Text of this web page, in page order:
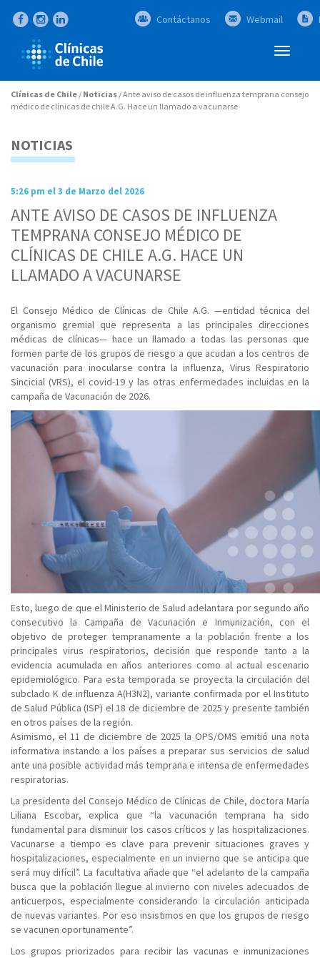
Contáctanos Webmail
Abrir
Clínicas de Chile / Noticias /Ante aviso de casos de influenza temprana consejo
médico de clínicas de chile A.G. Hace un llamado a vacunarse
NOTICIAS
5:26 pm el 3 de Marzo del 2026
ANTE AVISO DE CASOS DE INFLUENZA
TEMPRANA CONSEJO MÉDICO DE
CLÍNICAS DE CHILE A.G. HACE UN
LLAMADO A VACUNARSE
El Consejo Médico de Clínicas de Chile A.G. —entidad técnica del
organismo gremial que representa a las principales direcciones
médicas de clínicas— hace un llamado a todas las personas que
formen parte de los grupos de riesgo a que acudan a los centros de
vacunación para inocularse contra la influenza, Virus Respiratorio
Sincicial (VRS), el covid-19 y las otras enfermedades incluidas en la
campaña de Vacunación de 2026.
Esto, luego de que el Ministerio de Salud adelantara por segundo año
consecutivo la Campaña de Vacunación e Inmunización, con el
objetivo de proteger tempranamente a la población frente a los
principales virus respiratorios, decisión que responde tanto a la
evidencia acumulada en años anteriores como al actual escenario
epidemiológico. Para esta temporada se proyecta la circulación del
subclado K de influenza A(H3N2), variante confirmada por el Instituto
de Salud Pública (ISP) el 18 de diciembre de 2025 y presente también
en otros países de la región.
Asimismo, el 11 de diciembre de 2025 la OPS/OMS emitió una nota
informativa instando a los países a preparar sus servicios de salud
ante una posible actividad más temprana e intensa de enfermedades
respiratorias.
La presidenta del Consejo Médico de Clínicas de Chile, doctora María
Liliana Escobar, explica que “la vacunación temprana ha sido
fundamental para disminuir los casos críticos y las hospitalizaciones.
Vacunarse a tiempo es clave para prevenir situaciones graves y
hospitalizaciones, especialmente en un invierno que se anticipa que
será muy difícil”. La facultativa añade que “el adelanto de la campaña
busca que la población llegue al invierno con niveles adecuados de
anticuerpos, especialmente considerando la circulación anticipada
de nuevas variantes. Por eso insistimos en que los grupos de riesgo
se vacunen oportunamente”.
Los grupos priorizados para recibir las vacunas e inmunizaciones